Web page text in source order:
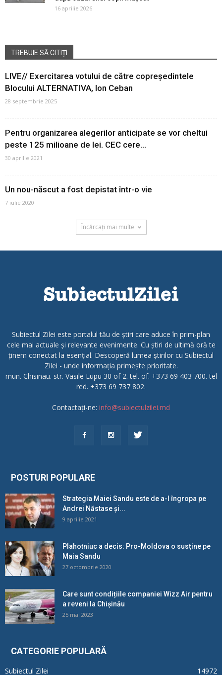
16 aprilie 2026
TREBUIE SĂ CITIȚI
LIVE// Exercitarea votului de către copreședintele
Blocului ALTERNATIVA, Ion Ceban
28 septembrie 2025
Pentru organizarea alegerilor anticipate se vor cheltui
peste 125 milioane de lei. CEC cere...
30 aprilie 2021
Un nou-născut a fost depistat într-o vie
7 iulie 2020
Încărcați mai multe
Subiectul Zilei este portalul tău de știri care aduce în prim-plan
cele mai actuale și relevante evenimente. Cu știri de ultimă oră te
ținem conectat la esențial. Descoperă lumea știrilor cu Subiectul
Zilei - unde informația primește prioritate.
mun. Chisinau. str. Vasile Lupu 30 of 2. tel. of. +373 69 403 700. tel
red. +373 69 737 802.
Contactați-ne: info@subiectulzilei.md
POSTURI POPULARE
Strategia Maiei Sandu este de a-l îngropa pe
Andrei Năstase și...
9 aprilie 2021
Plahotniuc a decis: Pro-Moldova o susține pe
Maia Sandu
27 octombrie 2020
Care sunt condițiile companiei Wizz Air pentru
a reveni la Chișinău
25 mai 2023
CATEGORIE POPULARĂ
Subiectul Zilei 14972